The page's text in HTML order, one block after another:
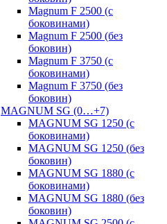
Magnum F 2500 (с
боковинами)
Magnum F 2500 (без
боковин)
Magnum F 3750 (с
боковинами)
Magnum F 3750 (без
боковин)
MAGNUM SG (0…+7)
MAGNUM SG 1250 (с
боковинами)
MAGNUM SG 1250 (без
боковин)
MAGNUM SG 1880 (с
боковинами)
MAGNUM SG 1880 (без
боковин)